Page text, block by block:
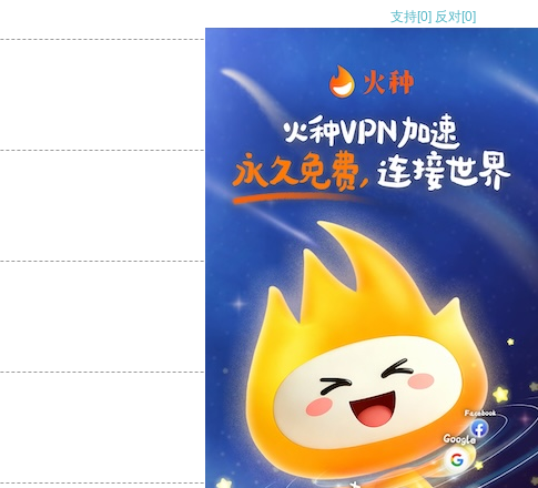
支持[0] 反对[0]
支持[0] 反对
支持
反对 [0]
支持[0] 反对[0]